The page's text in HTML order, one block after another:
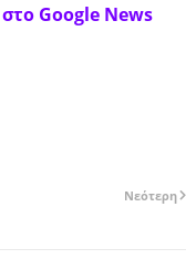
Google News
Νεότερη